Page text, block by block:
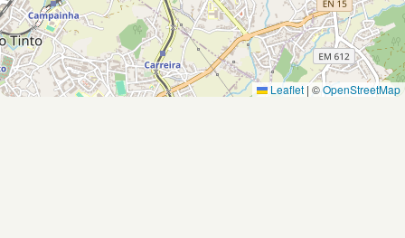
Leaflet | ©OpenStreetMap